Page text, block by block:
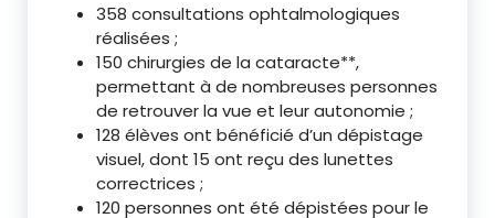
358 consultations ophtalmologiques
réalisées ;
150 chirurgies de la cataracte**,
permettant à de nombreuses personnes
de retrouver la vue et leur autonomie ;
128 élèves ont bénéficié d’un dépistage
visuel, dont 15 ont reçu des lunettes
correctrices ;
120 personnes ont été dépistées pour le